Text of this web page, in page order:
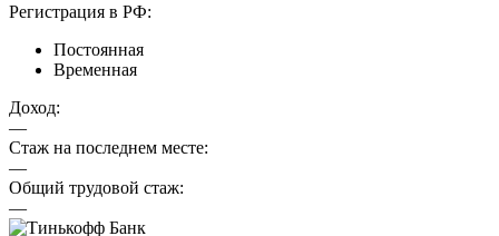
Регистрация в РФ:
Постоянная
Временная
Доход:
—
Стаж на последнем месте:
—
Общий трудовой стаж:
—